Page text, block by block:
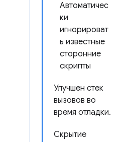
Автоматичес
ки
игнорироват
ь известные
сторонние
скрипты
Улучшен стек
вызовов во
время отладки.
Скрытие